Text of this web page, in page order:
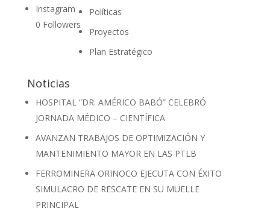
Instagram
0 Followers
Políticas
Proyectos
Plan Estratégico
Noticias
HOSPITAL “DR. AMÉRICO BABÓ” CELEBRÓ
JORNADA MÉDICO – CIENTÍFICA
AVANZAN TRABAJOS DE OPTIMIZACIÓN Y
MANTENIMIENTO MAYOR EN LAS PTLB
FERROMINERA ORINOCO EJECUTA CON ÉXITO
SIMULACRO DE RESCATE EN SU MUELLE
PRINCIPAL